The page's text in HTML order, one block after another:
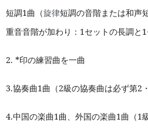
短調1曲（旋律短調の音階または和声
重音音階が加わり：1セットの長調と
2. *印の練習曲を一曲
3.協奏曲1曲（2級の協奏曲は必ず第2
4.中国の楽曲1曲、外国の楽曲1曲（1